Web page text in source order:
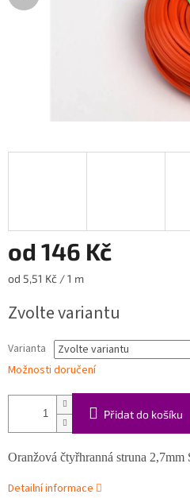
od 146 Kč
Měrná
od 5,51 Kč / 1 m
Zvolte variantu
Varianta
Možnosti doručení
Přidat do košíku
Oranžová čtyřhranná struna
Detailní informace